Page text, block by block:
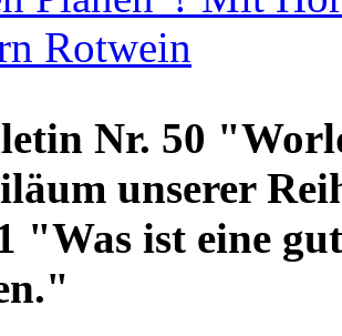
Rotwein
Nr. 50
unserer
"Was ist eine